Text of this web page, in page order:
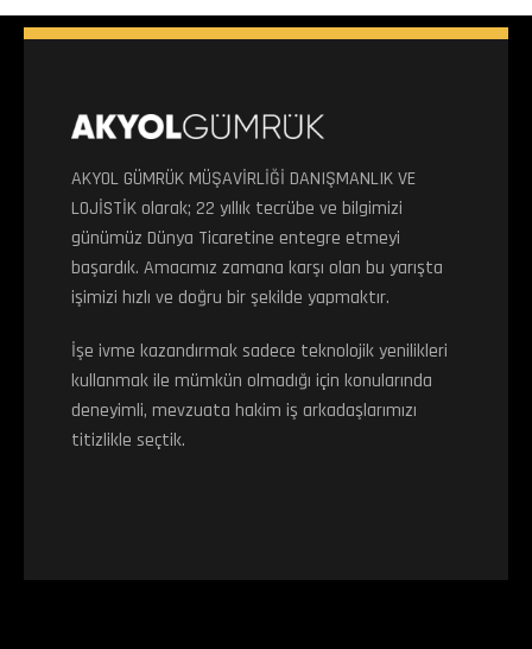
AKYOL GÜMRÜK MÜŞAVİRLİĞİ DANIŞMANLIK VE
LOJİSTİK olarak; 22 yıllık tecrübe ve bilgimizi
günümüz Dünya Ticaretine entegre etmeyi
başardık. Amacımız zamana karşı olan bu yarışta
işimizi hızlı ve doğru bir şekilde yapmaktır.
İşe ivme kazandırmak sadece teknolojik yenilikleri
kullanmak ile mümkün olmadığı için konularında
deneyimli, mevzuata hakim iş arkadaşlarımızı
titizlikle seçtik.